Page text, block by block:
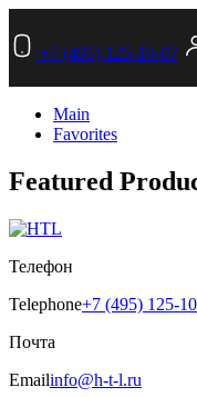
+7 (495) 125-10-07
Main
Favorites
Featured
Телефон
Telephone+7 (495) 125-
Почта
Emailinfo@h-t-l.ru